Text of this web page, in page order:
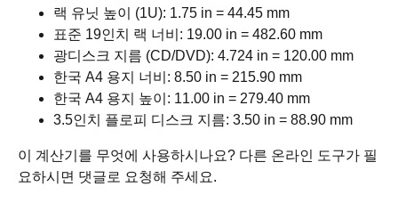
랙 유닛 높이 (1U): 1.75 in = 44.45 mm
표준 19인치 랙 너비: 19.00 in = 482.60 mm
광디스크 지름 (CD/DVD): 4.724 in = 120.00 mm
한국 A4 용지 너비: 8.50 in = 215.90 mm
한국 A4 용지 높이: 11.00 in = 279.40 mm
3.5인치 플로피 디스크 지름: 3.50 in = 88.90 mm
이 계산기를 무엇에 사용하시나요? 다른 온라인 도구가 필
요하시면 댓글로 요청해 주세요.